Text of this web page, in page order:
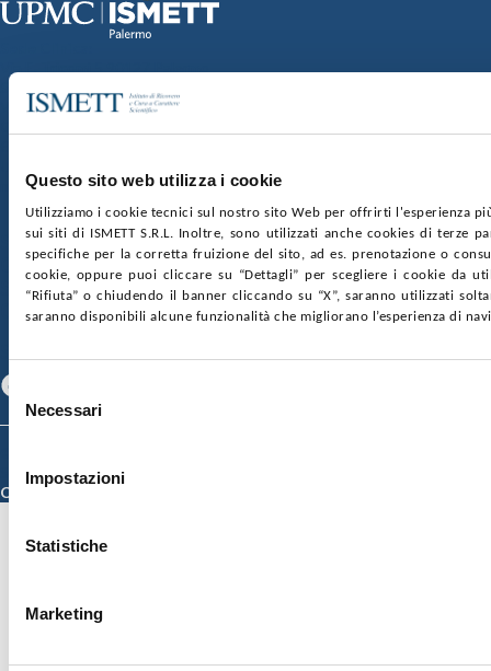
Questo sito web utilizza i cookie
Utilizziamo i cookie tecnici sul nostro sito Web per offrirti l'esperienza
sui siti di ISMETT S.R.L. Inoltre, sono utilizzati anche cookies di terze
specifiche per la corretta fruizione del sito, ad es. prenotazione o
cookie, oppure puoi cliccare su “Dettagli” per scegliere i cookie da
“Rifiuta” o chiudendo il banner cliccando su “X”, saranno utilizzati
saranno disponibili alcune funzionalità che migliorano l’esperienza di
Selezione
delNecessari
Impostazioni
Statistiche
Marketing
Via Discesa dei Giudici 4 90133 Palermo
nr. REA PA-201818 P.I. 04544550827
SOCIETÀ TRASPARENTE WHISTLEBLOWING
GARE E CONTRATTIPRIVACYCOOKIE POLICY
SOSTIENICIMAPPA DEL SITOACCESSIBILITÀ
CONTATTI
Specializzazione)
Credits